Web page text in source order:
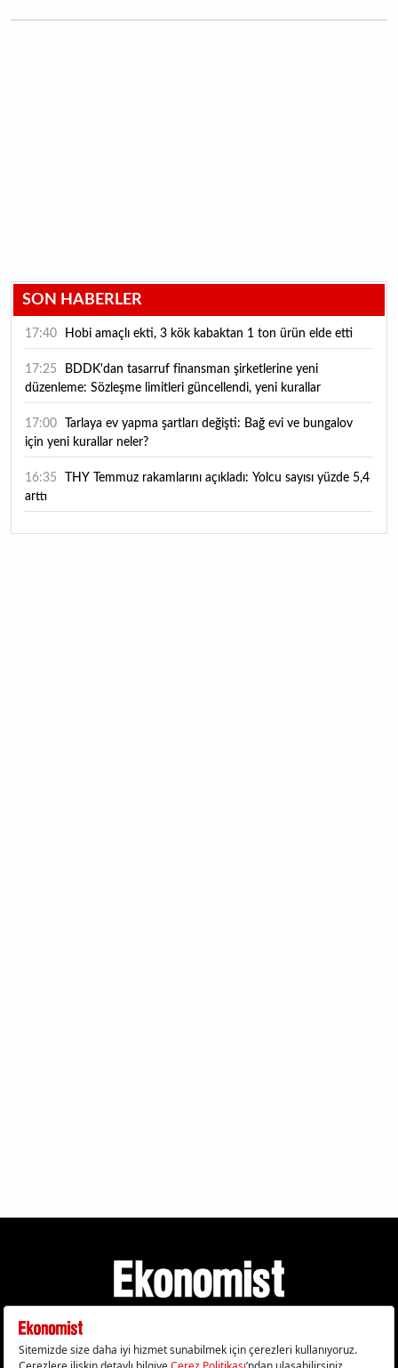
SON HABERLER
17:40 Hobi amaçlı ekti, 3 kök kabaktan 1 ton ürün elde etti
17:25
düzenleme: Sözleşme limitleri güncellendi, yeni kurallar
yürürlüğe girdi
17:00
için yeni kurallar neler?
16:35
arttı
16:27 Piyasaların beklediği veri geldi: ABD tarım dışı istihdam
Gizlilik Politikası Çerez Politikası Çerezleri Sıfırla